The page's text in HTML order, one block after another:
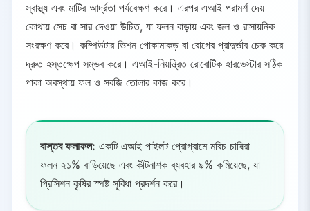
স্বাস্থ্য এবং মাটির আর্দ্রতা পর্যবেক্ষণ করে। এরপর এআই পরামর্শ দেয়
কোথায় সেচ বা সার দেওয়া উচিত, যা ফলন বাড়ায় এবং জল ও রাসায়নিক
সংরক্ষণ করে। কম্পিউটার ভিশন পোকামাকড় বা রোগের প্রাদুর্ভাব চেক করে
দ্রুত হস্তক্ষেপ সম্ভব করে। এআই-নিয়ন্ত্রিত রোবোটিক হারভেস্টার সঠিক
পাকা অবস্থায় ফল ও সবজি তোলার কাজ করে।
বাস্তব ফলাফল: একটি এআই পাইলট প্রোগ্রামে মরিচ চাষিরা
ফলন ২১% বাড়িয়েছে এবং কীটনাশক ব্যবহার ৯% কমিয়েছে, যা
প্রিসিশন কৃষির স্পষ্ট সুবিধা প্রদর্শন করে।